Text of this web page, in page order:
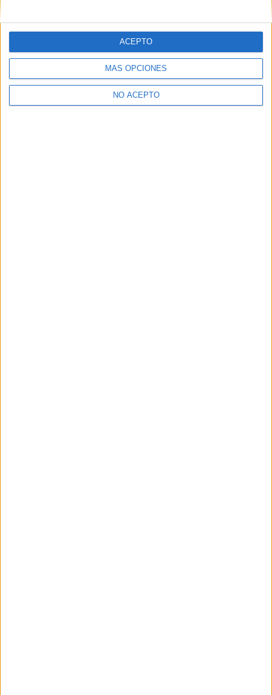
MÁS OPCIONES
NO ACEPTO
ACEPTO